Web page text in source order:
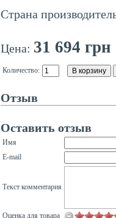
Страна
Цена: 31 694 грн
Количество:
Отзыв
Оставить отзыв
Имя
E-mail
Текст комментария
Оценка для товара